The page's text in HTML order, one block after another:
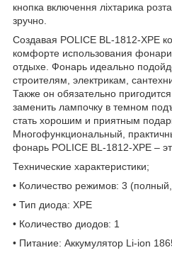
кнопка включення ліхтарика
зручно.
Создавая POLICE BL-1812-XPE
комфорте использования
отдыхе. Фонарь идеально
строителям, электрикам,
Также он обязательно
заменить лампочку в темном
стать хорошим и приятным
Многофункциональный,
фонарь POLICE BL-1812-XPE –
Технические характеристики;
• Количество режимов: 3
• Тип диода: XPE
• Количество диодов: 1
• Питание: Аккумулятор Li-ion